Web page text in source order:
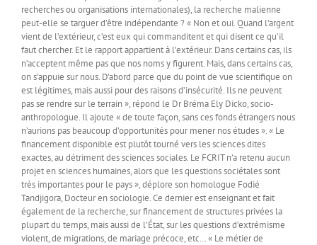
recherches ou organisations internationales), la recherche malienne
peut-elle se targuer d’être indépendante ? « Non et oui. Quand l’argent
vient de l’extérieur, c’est eux qui commanditent et qui disent ce qu’il
faut chercher. Et le rapport appartient à l’extérieur. Dans certains cas, ils
n’acceptent même pas que nos noms y figurent. Mais, dans certains cas,
on s’appuie sur nous. D’abord parce que du point de vue scientifique on
est légitimes, mais aussi pour des raisons d’insécurité. Ils ne peuvent
pas se rendre sur le terrain », répond le Dr Bréma Ely Dicko, socio-
anthropologue. Il ajoute « de toute façon, sans ces fonds étrangers nous
n’aurions pas beaucoup d’opportunités pour mener nos études ». « Le
financement disponible est plutôt tourné vers les sciences dites
exactes, au détriment des sciences sociales. Le FCRIT n’a retenu aucun
projet en sciences humaines, alors que les questions sociétales sont
très importantes pour le pays », déplore son homologue Fodié
Tandjigora, Docteur en sociologie. Ce dernier est enseignant et fait
également de la recherche, sur financement de structures privées la
plupart du temps, mais aussi de l’État, sur les questions d’extrémisme
violent, de migrations, de mariage précoce, etc… « Le métier de